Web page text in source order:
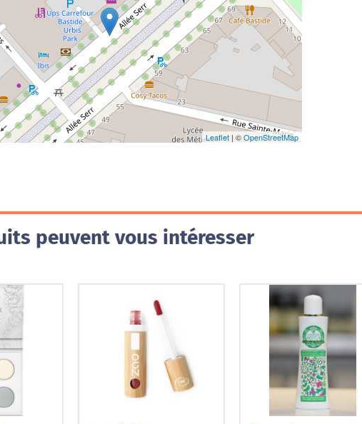
Leaflet | ©OpenStreetMap
peuvent vous intéresser